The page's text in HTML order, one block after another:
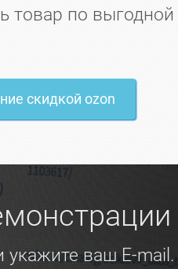
товар по
скидкой ozon
укажите ваш E-